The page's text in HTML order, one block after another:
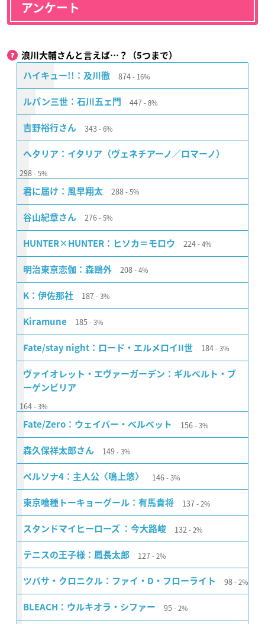
アンケート
浪川大輔さんと言えば…？（5つまで）
ハイキュー!!：及川徹 874 16%
ルパン三世：石川五ェ門 447 8%
吉野裕行さん 343 6%
ヘタリア：イタリア（ヴェネチアーノ／ロマーノ）
298 5%
君に届け：風早翔太 288 5%
谷山紀章さん 276 5%
HUNTER×HUNTER：ヒソカ＝モロウ 224 4%
明治東亰恋伽：森鴎外 208 4%
K：伊佐那社 187 3%
Kiramune 185 3%
Fate/stay night：ロード・エルメロイII世 184 3%
ヴァイオレット・エヴァーガーデン：ギルベルト・ブ
ーゲンビリア
164 3%
Fate/Zero：ウェイバー・ベルベット 156 3%
森久保祥太郎さん 149 3%
ペルソナ4：主人公〈鳴上悠〉 146 3%
東京喰種トーキョーグール：有馬貴将 137 2%
スタンドマイヒーローズ ：今大路峻 132 2%
テニスの王子様：鳳長太郎 127 2%
ツバサ・クロニクル：ファイ・D・フローライト 98 2%
BLEACH：ウルキオラ・シファー 95 2%